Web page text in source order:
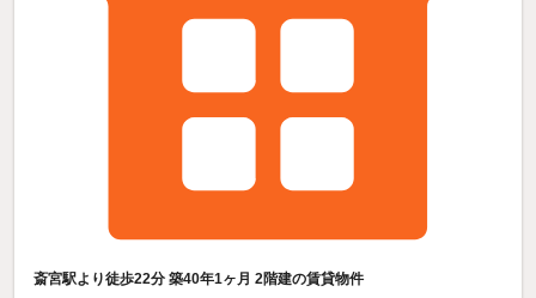
斎宮駅より徒歩22分 築40年1ヶ月 2階建の賃貸物件